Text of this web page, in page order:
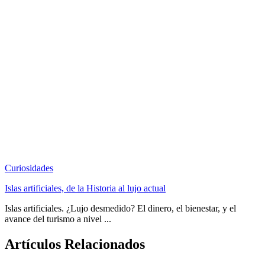
Curiosidades
Islas artificiales, de la Historia al lujo actual
Islas artificiales. ¿Lujo desmedido? El dinero, el bienestar, y el
avance del turismo a nivel ...
Artículos Relacionados